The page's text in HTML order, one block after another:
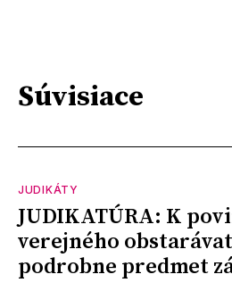
Súvisiace
JUDIKÁTY
JUDIKATÚRA: K
verejného
podrobne predmet